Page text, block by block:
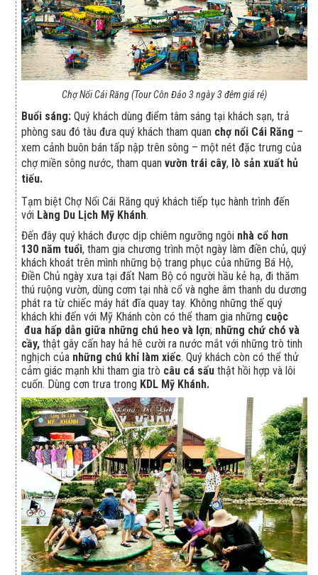
Chợ Nổi Cái Răng (Tour Côn Đảo 3 ngày 3 đêm giá rẻ)
Buổi sáng: Quý khách dùng điểm tâm sáng tại khách sạn, trả
phòng sau đó tàu đưa quý khách tham quan chợ nổi Cái Răng –
xem cảnh buôn bán tấp nập trên sông – một nét đặc trưng của
chợ miền sông nước, tham quan vườn trái cây, lò sản xuất hủ
tiếu.
Tạm biệt Chợ Nổi Cái Răng quý khách tiếp tục hành trình đến
với Làng Du Lịch Mỹ Khánh.
Đến đây quý khách được dịp chiêm ngưỡng ngôi nhà cổ hơn
130 năm tuổi, tham gia chương trình một ngày làm điền chủ, quý
khách khoát trên mình những bộ trang phục của những Bá Hộ,
Điền Chủ ngày xưa tại đất Nam Bộ có người hầu kẻ hạ, đi thăm
thú ruộng vườn, dùng cơm tại nhà cổ và nghe âm thanh du dương
phát ra từ chiếc máy hát đĩa quay tay. Không những thế quý
khách khi đến với Mỹ Khánh còn có thể tham gia những cuộc
đua hấp dẫn giữa những chú heo và lợn; những chứ chó và
cầy, thật gây cấn hay hả hê cười ra nước mắt với những trò tinh
nghịch của những chú khỉ làm xiếc. Quý khách còn có thể thử
cảm giác mạnh khi tham gia trò câu cá sấu thật hồi hợp và lôi
cuốn. Dùng cơn trưa trong KDL Mỹ Khánh.